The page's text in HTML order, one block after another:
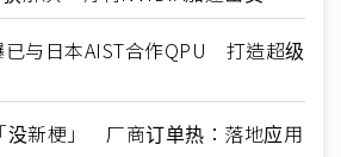
已与日本AIST合作QPU 打造超级
没新梗」 厂商订单热：落地应用